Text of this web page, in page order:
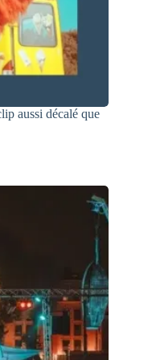
aussi décalé que